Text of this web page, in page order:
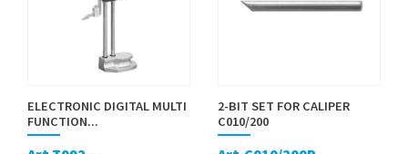
ELECTRONIC DIGITAL MULTI
FUNCTION...
2-BIT SET FOR CALIPER
C010/200